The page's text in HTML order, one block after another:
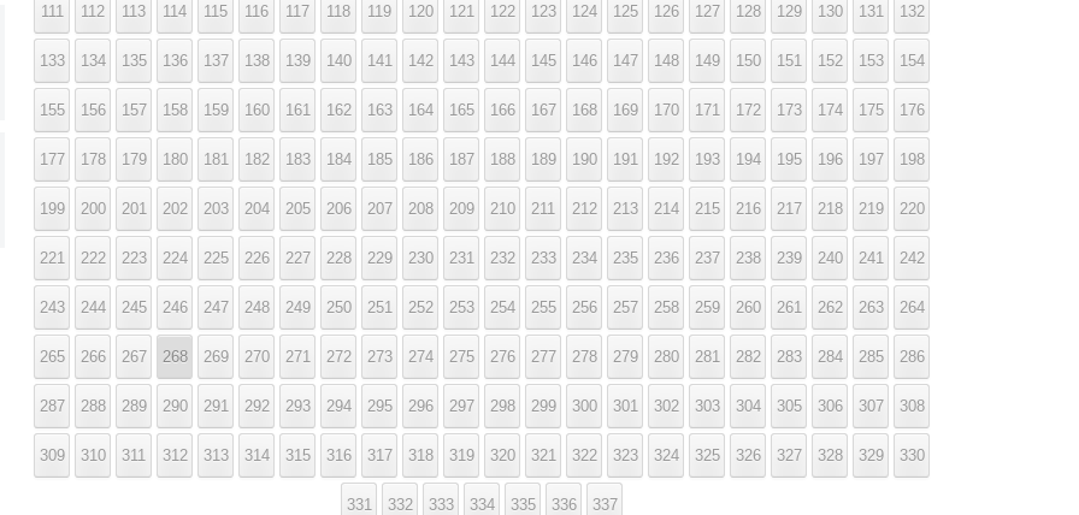
111 112 113 114 115 116 117 118 119 120 121 122 123 124 125 126 127 128 129 130 131 132
133 134 135 136 137 138 139 140 141 142 143 144 145 146 147 148 149 150 151 152 153 154
155 156 157 158 159 160 161 162 163 164 165 166 167 168 169 170 171 172 173 174 175 176
177 178 179 180 181 182 183 184 185 186 187 188 189 190 191 192 193 194 195 196 197 198
199 200 201 202 203 204 205 206 207 208 209 210 211 212 213 214 215 216 217 218 219 220
221 222 223 224 225 226 227 228 229 230 231 232 233 234 235 236 237 238 239 240 241 242
243 244 245 246 247 248 249 250 251 252 253 254 255 256 257 258 259 260 261 262 263 264
265 266 267 268 269 270 271 272 273 274 275 276 277 278 279 280 281 282 283 284 285 286
287 288 289 290 291 292 293 294 295 296 297 298 299 300 301 302 303 304 305 306 307 308
309 310 311 312 313 314 315 316 317 318 319 320 321 322 323 324 325 326 327 328 329 330
331 332 333 334 335 336 337